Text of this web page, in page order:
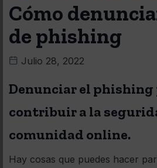
Cómo
de phishing
Julio 28, 2022
Denunciar el phishing
contribuir a la
comunidad online.
Hay cosas que puedes hacer